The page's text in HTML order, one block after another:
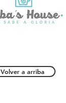
Volver a arriba